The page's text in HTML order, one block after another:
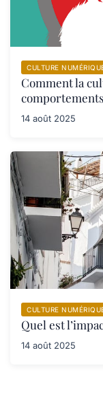
CULTURE
Comment la
14 août 2025
CULTURE
Quel est
14 août 2025